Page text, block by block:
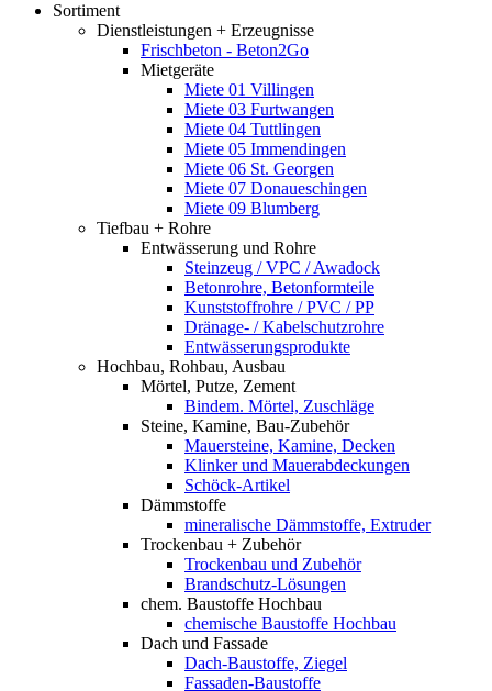
Sortiment
Dienstleistungen + Erzeugnisse
Frischbeton - Beton2Go
Mietgeräte
Miete 01 Villingen
Miete 03 Furtwangen
Miete 04 Tuttlingen
Miete 05 Immendingen
Miete 06 St. Georgen
Miete 07 Donaueschingen
Miete 09 Blumberg
Tiefbau + Rohre
Entwässerung und Rohre
Steinzeug / VPC / Awadock
Betonrohre, Betonformteile
Kunststoffrohre / PVC / PP
Dränage- / Kabelschutzrohre
Entwässerungsprodukte
Hochbau, Rohbau, Ausbau
Mörtel, Putze, Zement
Bindem. Mörtel, Zuschläge
Steine, Kamine, Bau-Zubehör
Mauersteine, Kamine, Decken
Klinker und Mauerabdeckungen
Schöck-Artikel
Dämmstoffe
mineralische Dämmstoffe, Extruder
Trockenbau + Zubehör
Trockenbau und Zubehör
Brandschutz-Lösungen
chem. Baustoffe Hochbau
chemische Baustoffe Hochbau
Dach und Fassade
Dach-Baustoffe, Ziegel
Fassaden-Baustoffe